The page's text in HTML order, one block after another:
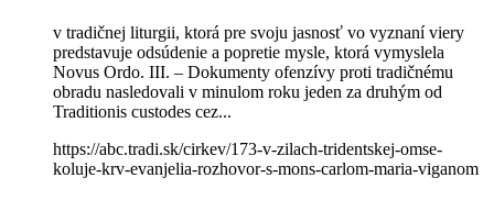
v tradičnej liturgii, ktorá pre svoju jasnosť vo vyznaní viery
predstavuje odsúdenie a popretie mysle, ktorá vymyslela
Novus Ordo. III. – Dokumenty ofenzívy proti tradičnému
obradu nasledovali v minulom roku jeden za druhým od
Traditionis custodes cez...
https://abc.tradi.sk/cirkev/173-v-zilach-tridentskej-omse-
koluje-krv-evanjelia-rozhovor-s-mons-carlom-maria-viganom